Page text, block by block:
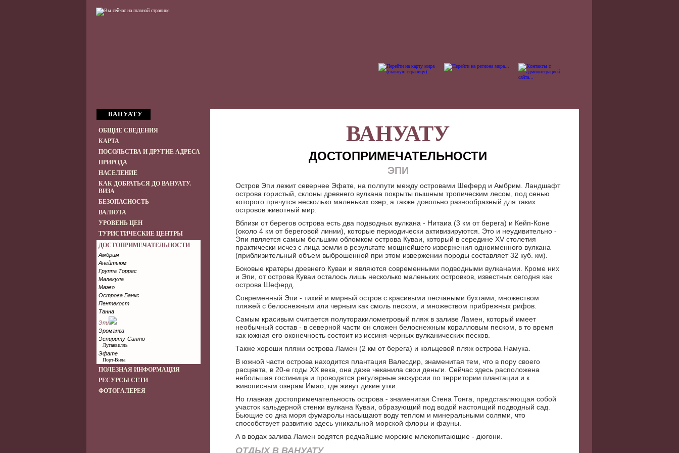
ВАНУАТУ
ОБЩИЕ СВЕДЕНИЯ
КАРТА
ПОСОЛЬСТВА И ДРУГИЕ АДРЕСА
ПРИРОДА
НАСЕЛЕНИЕ
КАК ДОБРАТЬСЯ ДО ВАНУАТУ.
ВИЗА
БЕЗОПАСНОСТЬ
ВАЛЮТА
УРОВЕНЬ ЦЕН
ТУРИСТИЧЕСКИЕ ЦЕНТРЫ
ДОСТОПРИМЕЧАТЕЛЬНОСТИ
Амбрим
Анейтьюм
Группа Торрес
Малекула
Маэво
Острова Банкс
Пентекост
Танна
Эпи
Эроманга
Эспириту-Санто
Луганвилль
Эфате
Порт-Вила
ПОЛЕЗНАЯ ИНФОРМАЦИЯ
РЕСУРСЫ СЕТИ
ФОТОГАЛЕРЕЯ
ВАНУАТУ
ДОСТОПРИМЕЧАТЕЛЬНОСТИ
ЭПИ
Остров Эпи лежит севернее Эфате, на полпути между островами Шеферд и Амбрим. Ландшафт
острова гористый, склоны древнего вулкана покрыты пышным тропическим лесом, под сенью
которого прячутся несколько маленьких озер, а также довольно разнообразный для таких
островов животный мир.
Вблизи от берегов острова есть два подводных вулкана - Нитаиа (3 км от берега) и Кейп-Коне
(около 4 км от береговой линии), которые периодически активизируются. Это и неудивительно -
Эпи является самым большим обломком острова Куваи, который в середине XV столетия
практически исчез с лица земли в результате мощнейшего извержения одноименного вулкана
(приблизительный объем выброшенной при этом извержении породы составляет 32 куб. км).
Боковые кратеры древнего Куваи и являются современными подводными вулканами. Кроме них
и Эпи, от острова Куваи осталось лишь несколько маленьких островков, известных сегодня как
острова Шеферд.
Современный Эпи - тихий и мирный остров с красивыми песчаными бухтами, множеством
пляжей с белоснежным или черным как смоль песком, и множеством прибрежных рифов.
Самым красивым считается полуторакилометровый пляж в заливе Ламен, который имеет
необычный состав - в северной части он сложен белоснежным коралловым песком, в то время
как южная его оконечность состоит из иссиня-черных вулканических песков.
Также хороши пляжи острова Ламен (2 км от берега) и кольцевой пляж острова Намука.
В южной части острова находится плантация Валесдир, знаменитая тем, что в пору своего
расцвета, в 20-е годы XX века, она даже чеканила свои деньги. Сейчас здесь расположена
небольшая гостиница и проводятся регулярные экскурсии по территории плантации и к
живописным озерам Имао, где живут дикие утки.
Но главная достопримечательность острова - знаменитая Стена Тонга, представляющая собой
участок кальдерной стенки вулкана Куваи, образующий под водой настоящий подводный сад.
Бьющие со дна моря фумаролы насыщают воду теплом и минеральными солями, что
способствует развитию здесь уникальной морской флоры и фауны.
А в водах залива Ламен водятся редчайшие морские млекопитающие - дюгони.
ОТДЫХ В ВАНУАТУ